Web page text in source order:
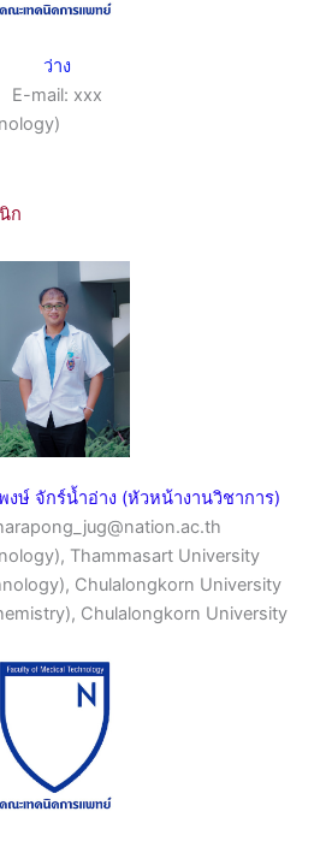
ว่าง
E-mail: xxx
ก
ษ์ จักร์น้ำอ่าง (หัวหน้างานวิชาการ)
Thammasart University
Chulalongkorn University
Chulalongkorn University